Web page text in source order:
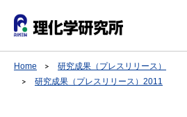
Home
研究成果（プレスリリース）
研究成果（プレスリリース）2011